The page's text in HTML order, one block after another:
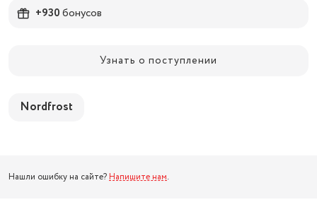
+930бонусов
Узнать о поступлении
Nordfrost
Нашли ошибку на сайте? Напишите нам.